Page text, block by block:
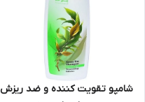
شامپو تقویت کننده و ضد ریزش